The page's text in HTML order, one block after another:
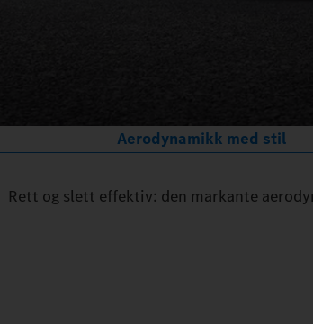
Aerodynamikk med stil
Rett og slett effektiv: den markante